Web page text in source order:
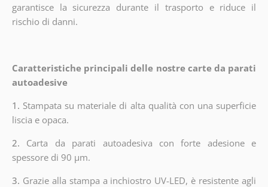
garantisce la sicurezza durante il trasporto e riduce il
rischio di danni.
Caratteristiche principali delle nostre carte da parati
autoadesive
1. Stampata su materiale di alta qualità con una superficie
liscia e opaca.
2. Carta da parati autoadesiva con forte adesione e
spessore di 90 µm.
3. Grazie alla stampa a inchiostro UV-LED, è resistente agli